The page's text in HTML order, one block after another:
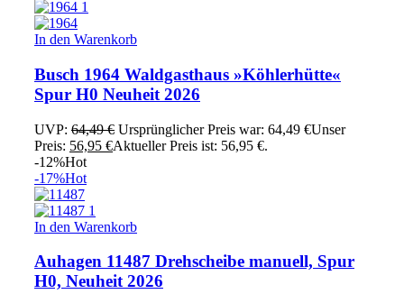
In den Warenkorb
Busch 1964 Waldgasthaus »Köhlerhütte«
Spur H0 Neuheit 2026
UVP: 64,49€ Ursprünglicher Preis war: 64,49 €Unser
Preis: 56,95 €Aktueller Preis ist: 56,95 €.
-12%Hot
-17%Hot
In den Warenkorb
Auhagen 11487 Drehscheibe manuell, Spur
H0, Neuheit 2026